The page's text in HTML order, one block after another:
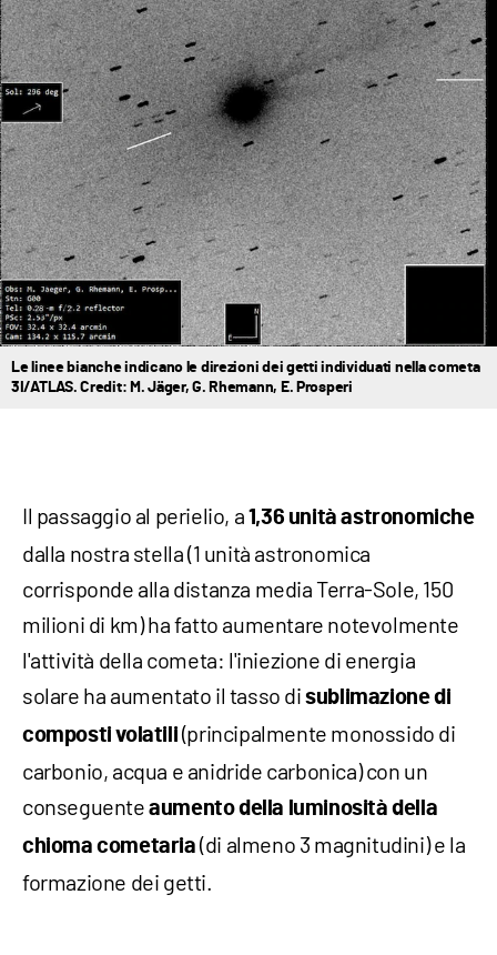
Le linee bianche indicano le direzioni dei getti individuati nella cometa
3I/ATLAS. Credit: M. Jäger, G. Rhemann, E. Prosperi
Il passaggio al perielio, a 1,36 unità astronomiche
dalla nostra stella (1 unità astronomica
corrisponde alla distanza media Terra-Sole, 150
milioni di km) ha fatto aumentare notevolmente
l'attività della cometa: l'iniezione di energia
solare ha aumentato il tasso disublimazione di
composti volatili (principalmente monossido di
carbonio, acqua e anidride carbonica) con un
conseguenteaumento della luminosità della
chioma cometaria(di almeno 3 magnitudini) e la
formazione dei getti.